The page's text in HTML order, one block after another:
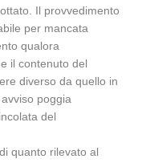
Il provvedimento
per mancata
qualora
il contenuto del
diverso da quello in
poggia
del
quanto rilevato al